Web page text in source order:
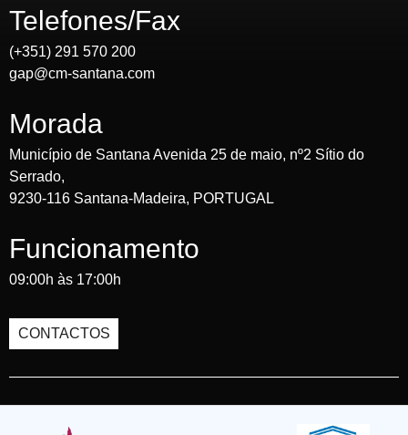
Telefones/Fax
(+351) 291 570 200
gap@cm-santana.com
Morada
Município de Santana Avenida 25 de maio, nº2 Sítio do
Serrado,
9230-116 Santana-Madeira, PORTUGAL
Funcionamento
09:00h às 17:00h
CONTACTOS